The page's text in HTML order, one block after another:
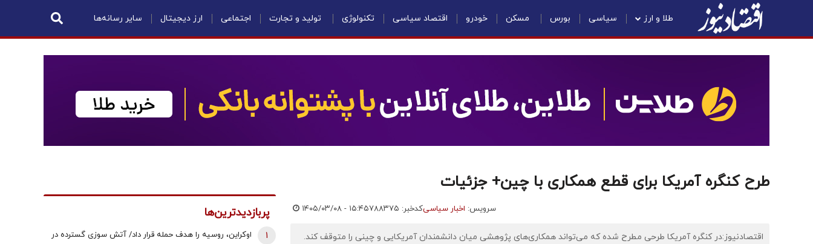
طلا و ارز سیاسی بورس مسکن خودرو اقتصاد سیاسی تکنولوژی تولید و تجارت اجتماعی ارز دیجیتال سایر رسانه‌ها
طرح کنگره آمریکا برای قطع همکاری‌ با چین+ جزئیات
سرویس: اخبار سیاسیکدخبر: ۷۸۸۳۷۵ ۱۴۰۵/۰۳/۰۸ - ۱۵:۴۵
اقتصادنیوز:در کنگره آمریکا طرحی مطرح شده که می‌تواند همکاری‌های پژوهشی میان دانشمندان آمریکایی و چینی را متوقف کند.
پربازدیدترین‌ها
اوکراین، روسیه را هدف حمله قرار داد/ آتش سوزی گسترده در
1